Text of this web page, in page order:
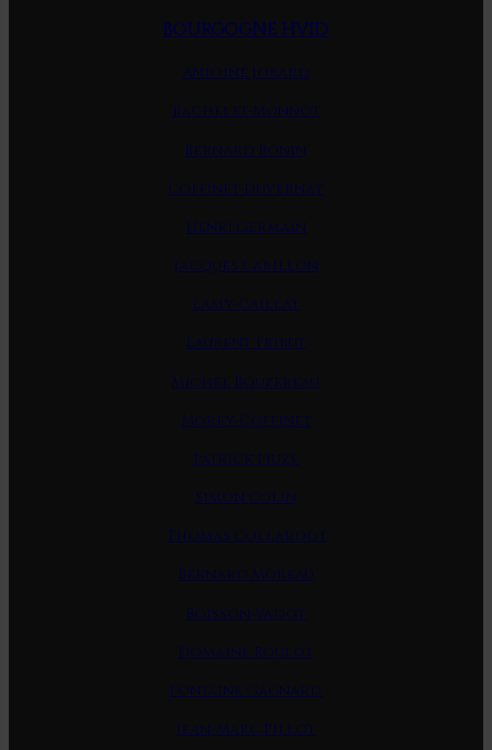
BOURGOGNE HVID
Antoine Jobard
Bachelet-Monnot
Bernard Bonin
Coffinet-Duvernay
Henri Germain
Jacques Carillon
Lamy-Caillat
Laurent Tribut
Michel Bouzereau
Morey-Coffinet
Patrick Piuze
Simon Colin
Thomas Collardot
Bernard Moreau
Boisson-Vadot
Domaine Roulot
Fontaine Gagnard
Jean-Marc Pillot